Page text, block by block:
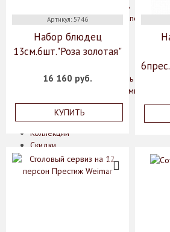
Нержавеющая сталь
Блюда для запекания
Ножи
Сковороды
Эмалированная сталь
Аксессуары для ванной комнаты
Производители
Коллекции
Скидки
Оплата
Доставка
Артикул: 5746
Набор блюдец
13см.6шт."Роза золотая"
16 160 руб.
КУПИТЬ